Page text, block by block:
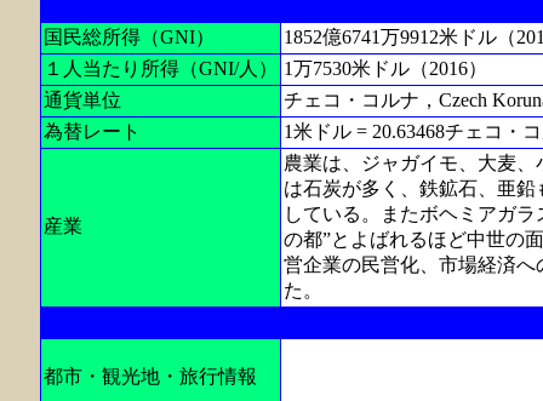
国民総所得（GNI）
1852億6741万9912米ドル（
１人当たり所得（GNI/人）
1万7530米ドル（2016）
通貨単位
チェコ・コルナ，Czech
為替レート
1米ドル = 20.63468チェコ・
産業
農業は、ジャガイモ、大麦
は石炭が多く、鉄鉱石、亜
している。またボヘミアガ
の都”とよばれるほど中世の
営企業の民営化、市場経済
た。
都市・観光地・旅行情報